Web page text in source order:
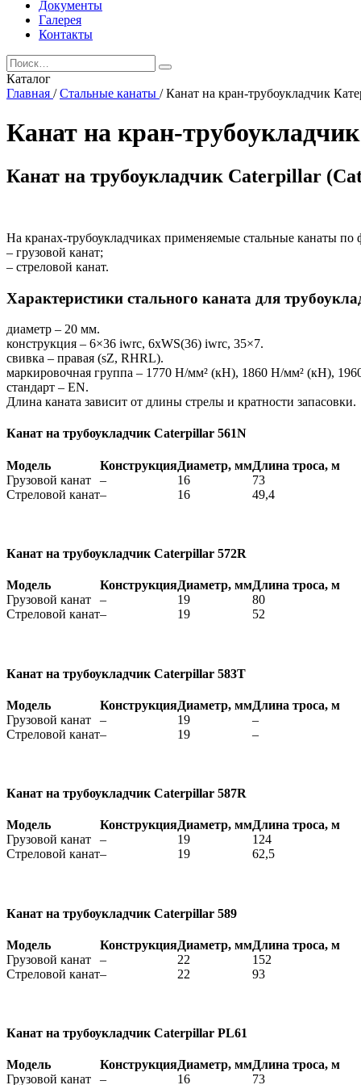
Документы
Галерея
Контакты
Каталог
Главная / Стальные канаты / Канат на кран-трубоукладчик
Канат на кран-
Канат на трубоукладчик Caterpillar
На кранах-трубоукладчиках применяемые стальные канаты по
– грузовой канат;
– стреловой канат.
Характеристики стального каната для
диаметр – 20 мм.
конструкция – 6×36 iwrc, 6xWS(36) iwrc, 35×7.
свивка – правая (sZ, RHRL).
маркировочная группа – 1770 Н/мм² (кН), 1860 Н/мм² (кН),
стандарт – EN.
Длина каната зависит от длины стрелы и кратности запасовки.
Канат на трубоукладчик Caterpillar 561N
Модель КонструкцияДиаметр, ммДлина троса, м
Грузовой канат
– 16
73
Стреловой канат– 16 49,4
Канат на трубоукладчик Caterpillar 572R
Модель КонструкцияДиаметр, ммДлина троса, м
Грузовой канат
– 19
80
Стреловой канат– 19 52
Канат на трубоукладчик Caterpillar 583T
Модель КонструкцияДиаметр, ммДлина троса, м
Грузовой канат
– 19
–
Стреловой канат– 19 –
Канат на трубоукладчик Caterpillar 587R
Модель КонструкцияДиаметр, ммДлина троса, м
Грузовой канат
– 19
124
Стреловой канат– 19 62,5
Канат на трубоукладчик Caterpillar 589
Модель КонструкцияДиаметр, ммДлина троса, м
Грузовой канат
– 22
152
Стреловой канат– 22 93
Канат на трубоукладчик Caterpillar PL61
Модель КонструкцияДиаметр, ммДлина троса, м
Грузовой канат
– 16 73